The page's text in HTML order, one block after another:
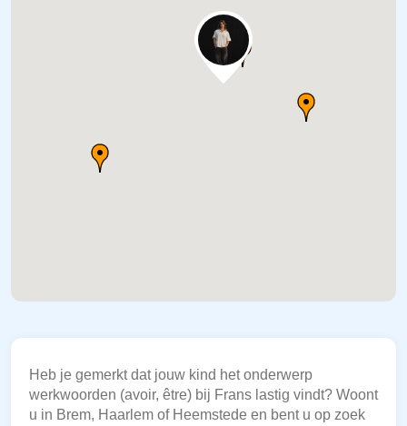
Heb je gemerkt dat jouw kind het onderwerp
werkwoorden (avoir, être) bij Frans lastig vindt? Woont
u in Brem, Haarlem of Heemstede en bent u op zoek